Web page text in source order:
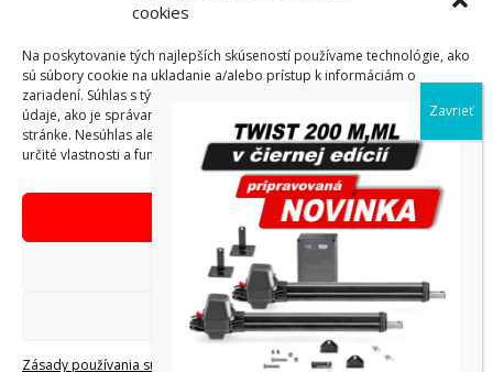
cookies
Na poskytovanie tých najlepších skúseností používame technológie, ako
sú súbory cookie na ukladanie a/alebo prístup k informáciám o
zariadení. Súhlas s týmito technológiami nám umožní spracovávať
údaje, ako je správanie pri prehliadaní alebo jedinečné ID na tejto
stránke. Nesúhlas alebo odvolanie súhlasu môže nepriaznivo ovplyvniť
určité vlastnosti a funkcie.
Prijať
Odmietnuť
Zobraziť predvoľby
Zásady používania súborov Zásada ochrany osobných
PRIDAŤ DO
KOŠÍKA
PRIDAŤ DO
KOŠÍKA
Copyright © AdVibeMedia, s. r. o.
Obchodné podmienky eshop
Reklamačný poriadok